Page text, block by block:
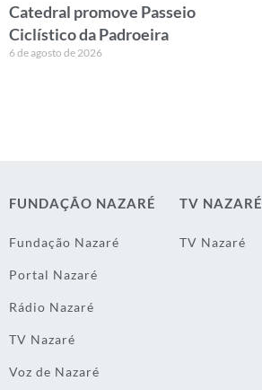
Catedral promove Passeio
Ciclístico da Padroeira
6 de agosto de 2026
FUNDAÇÃO NAZARÉ
Fundação Nazaré
Portal Nazaré
Rádio Nazaré
TV Nazaré
Voz de Nazaré
TV NAZARÉ
TV Nazaré